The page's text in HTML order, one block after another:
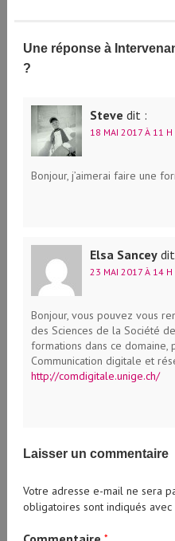
Une réponse à
?
Steve dit :
18 MAI 2017 À 11 H
Bonjour, j’aimerai faire une
Elsa Sancey
23 MAI 2017 À 14 H
Bonjour, vous pouvez vous
des Sciences de la Société
formations dans ce domaine,
Communication digitale et
http://comdigitale.unige.ch/
Laisser un commentaire
Votre adresse e-mail ne sera
obligatoires sont indiqués avec
*